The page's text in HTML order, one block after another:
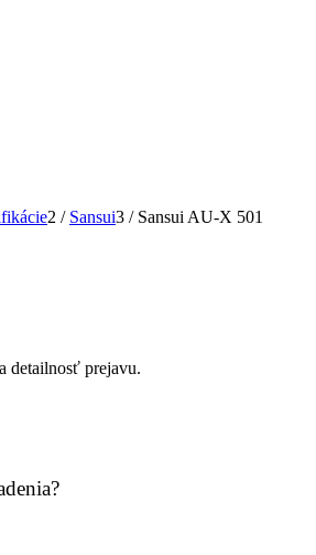
2 / Sansui3 / Sansui AU-X 501
detailnosť prejavu.